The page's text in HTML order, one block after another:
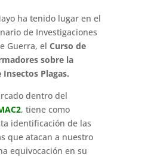
ha tenido lugar en el
de Investigaciones
Guerra, el Curso de
sobre la
Plagas.
dentro del
, tiene como
identificación de las
que atacan a nuestro
equivocación en su